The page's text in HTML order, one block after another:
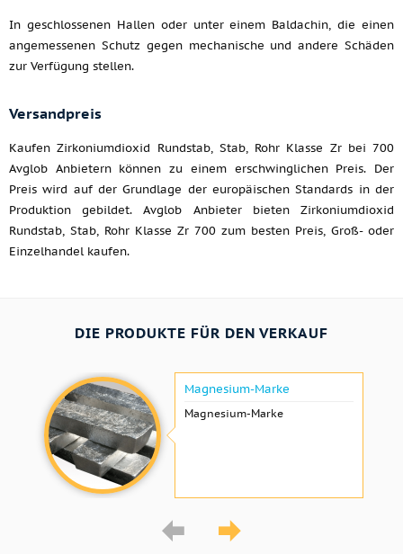
In geschlossenen Hallen oder unter einem Baldachin, die einen
angemessenen Schutz gegen mechanische und andere Schäden
zur Verfügung stellen.
Versandpreis
Kaufen Zirkoniumdioxid Rundstab, Stab, Rohr Klasse Zr bei 700
Avglob Anbietern können zu einem erschwinglichen Preis. Der
Preis wird auf der Grundlage der europäischen Standards in der
Produktion gebildet. Avglob Anbieter bieten Zirkoniumdioxid
Rundstab, Stab, Rohr Klasse Zr 700 zum besten Preis, Groß- oder
Einzelhandel kaufen.
DIE PRODUKTE FÜR DEN VERKAUF
Magnesium-Marke
Magnesium-Marke